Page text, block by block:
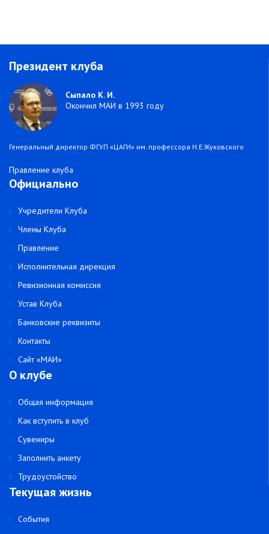
Президент клуба
Сыпало К. И.
Окончил МАИ в 1993 году
Генеральный директор ФГУП «ЦАГИ» им. профессора Н.Е.Жуковского
Правление клуба
Официально
Учредители Клуба
Члены Клуба
Правление
Исполнительная дирекция
Ревизионная комиссия
Устав Клуба
Банковские реквизиты
Контакты
Сайт «МАИ»
О клубе
Общая информация
Как вступить в клуб
Сувениры
Заполнить анкету
Трудоустойство
Текущая жизнь
События